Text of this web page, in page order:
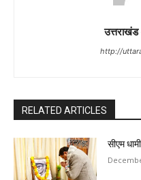
उत्तराखंड
http://
RELATED ARTICLES
सीएम